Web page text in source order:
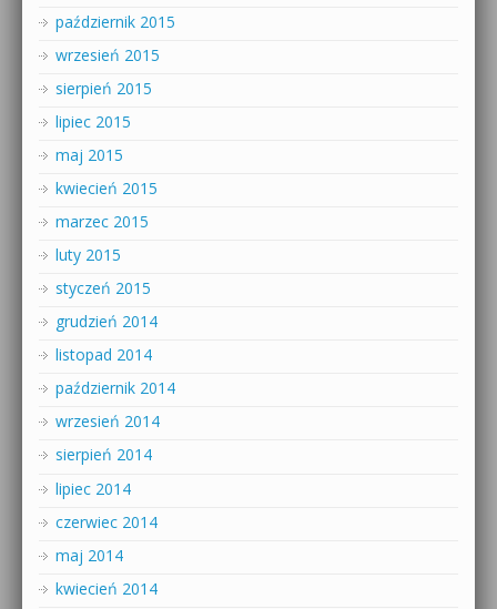
październik 2015
wrzesień 2015
sierpień 2015
lipiec 2015
maj 2015
kwiecień 2015
marzec 2015
luty 2015
styczeń 2015
grudzień 2014
listopad 2014
październik 2014
wrzesień 2014
sierpień 2014
lipiec 2014
czerwiec 2014
maj 2014
kwiecień 2014